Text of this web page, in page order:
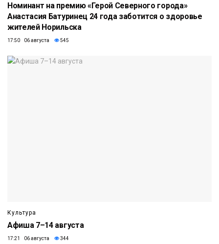
Номинант на премию «Герой Северного города»
Анастасия Батуринец 24 года заботится о здоровье
жителей Норильска
17:50 06 августа 545
Культура
Афиша 7–14 августа
17:21 06 августа 344